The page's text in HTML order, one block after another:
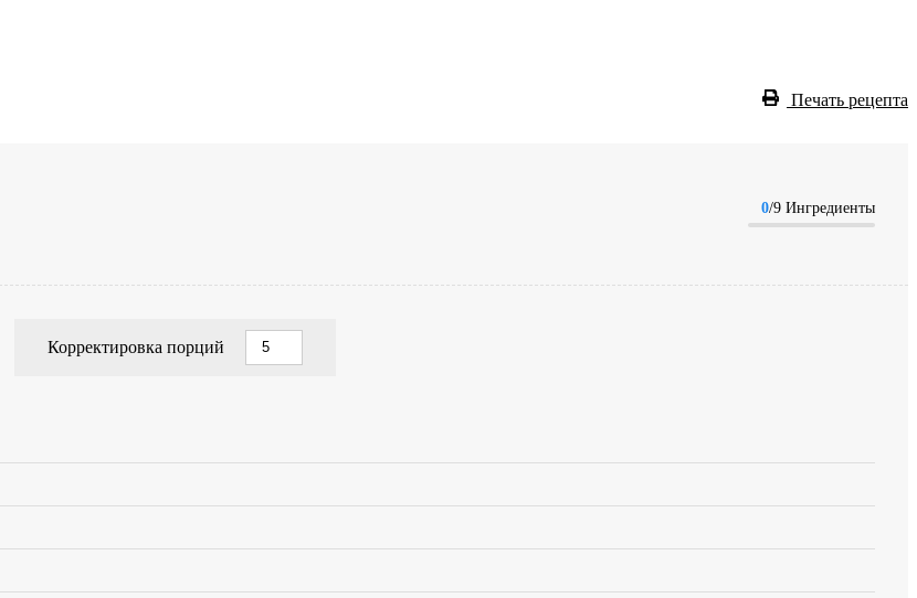
Печать рецепта
0/9 Ингредиенты
Корректировка порций